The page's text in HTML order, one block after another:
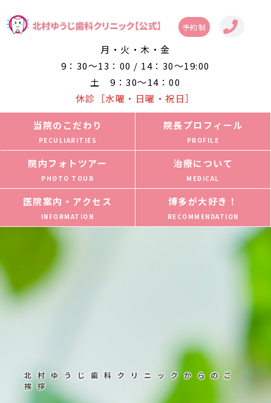
予約制
月・火・木・金
9：30～13：00 / 14：30～19:00
土 9：30～14：00
休診［水曜・日曜・祝日］
当院のこだわり 院長プロフィール
院内フォトツアー 治療について
医院案内・アクセス 博多が大好き！
北村ゆうじ歯科クリニックからのご
挨拶